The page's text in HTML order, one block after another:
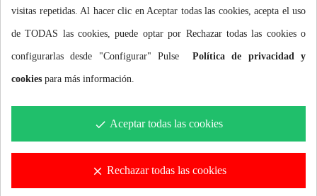
Gorro Silicona Buddyswim CSW
14,90 €
visitas repetidas. Al hacer clic en Aceptar todas las cookies, acepta el uso
de TODAS las cookies, puede optar por Rechazar todas las cookies o
configurarlas desde "Configurar" Pulse Política de privacidad y
cookies para más información.
done Aceptar todas las cookies
clear Rechazar todas las cookies